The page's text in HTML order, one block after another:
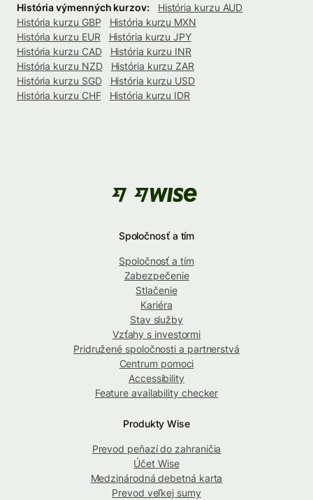
História výmenných kurzov:
História kurzu AUD
História kurzu GBP
História kurzu MXN
História kurzu EUR
História kurzu JPY
História kurzu CAD
História kurzu INR
História kurzu NZD
História kurzu ZAR
História kurzu SGD
História kurzu USD
História kurzu CHF
História kurzu IDR
Spoločnosť a tím
Spoločnosť a tím
Zabezpečenie
Stlačenie
Kariéra
Stav služby
Vzťahy s investormi
Pridružené spoločnosti a partnerstvá
Centrum pomoci
Accessibility
Feature availability checker
Produkty Wise
Prevod peňazí do zahraničia
Účet Wise
Medzinárodná debetná karta
Prevod veľkej sumy